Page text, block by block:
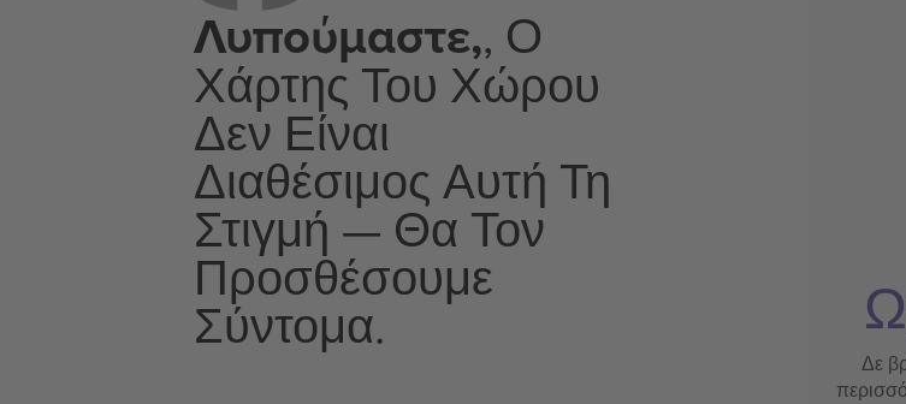
Λυπούμαστε,, Ο
Χάρτης Του Χώρου
Δεν Είναι
Διαθέσιμος Αυτή Τη
Στιγμή — Θα Τον
Προσθέσουμε
Σύντομα.
Δε